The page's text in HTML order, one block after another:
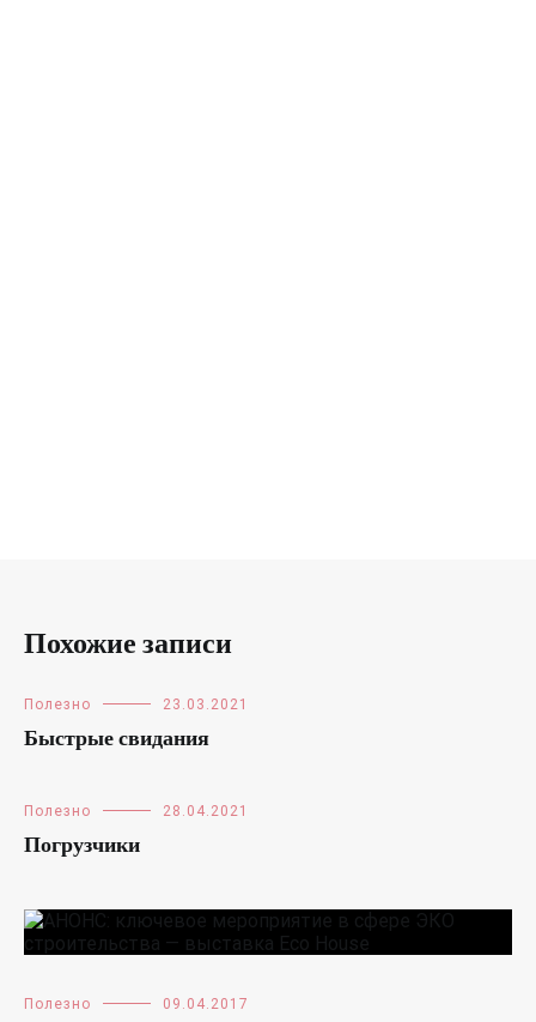
Похожие записи
Полезно 23.03.2021
Быстрые свидания
Полезно 28.04.2021
Погрузчики
Полезно 09.04.2017